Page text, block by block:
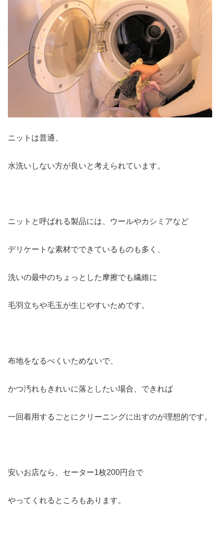
ニットは普通、
水洗いしない方が良いと考えられています。
ニットと呼ばれる製品には、ウールやカシミアなど
デリケートな素材でできているものも多く、
洗いの最中のちょっとした摩擦でも繊維に
毛羽立ちや毛玉が生じやすいためです。
布地をなるべくいためないで、
かつ汚れもきれいに落としたい場合、できれば
一回着用するごとにクリーニングに出すのが理想的です。
安いお店なら、セーター1枚200円台で
やってくれるところもあります。